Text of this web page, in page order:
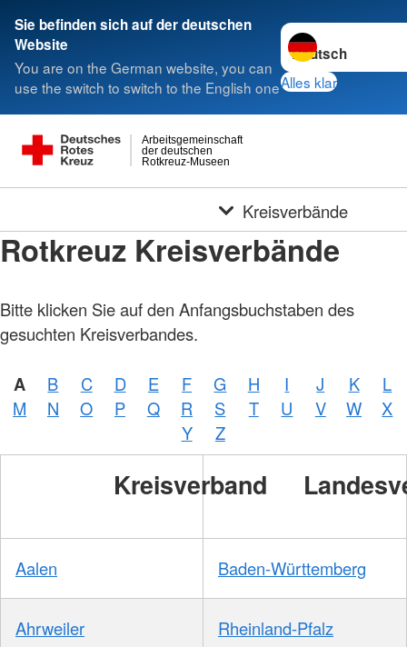
Sie befinden sich auf der deutschen
Website
You are on the German website, you can
use the switch to switch to the English one
Sprache wechseln
Alles klar
Rotkreuz-Museen
der deutschen
Arbeitsgemeinschaft
Kreisverbände
Rotkreuz Kreisverbände
Bitte klicken Sie auf den Anfangsbuchstaben des
gesuchten Kreisverbandes.
A B C D E F G H I J K
L
M
N O P Q R S T U V W
X
Y
Z
Kreisverband
Aalen Baden-Württemberg
Ahrweiler Rheinland-Pfalz